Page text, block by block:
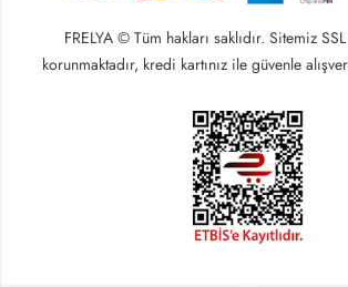
FRELYA © Tüm hakları saklıdır. Sitemiz
korunmaktadır, kredi kartınız ile güvenle